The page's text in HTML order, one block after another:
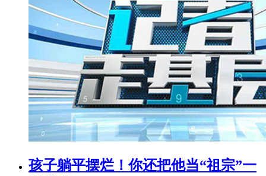
孩子躺平摆烂！你还把他当“祖宗”一